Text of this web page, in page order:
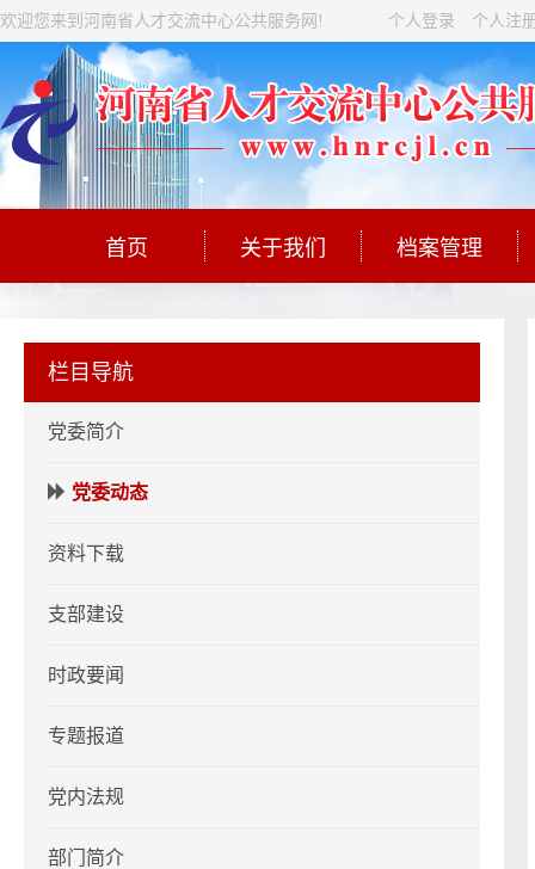
欢迎您来到河南省人才交流中心公共服务网! 个人登录 个人注
首页 关于我们 档案管理
栏目导航
党委简介
党委动态
资料下载
支部建设
时政要闻
专题报道
党内法规
部门简介